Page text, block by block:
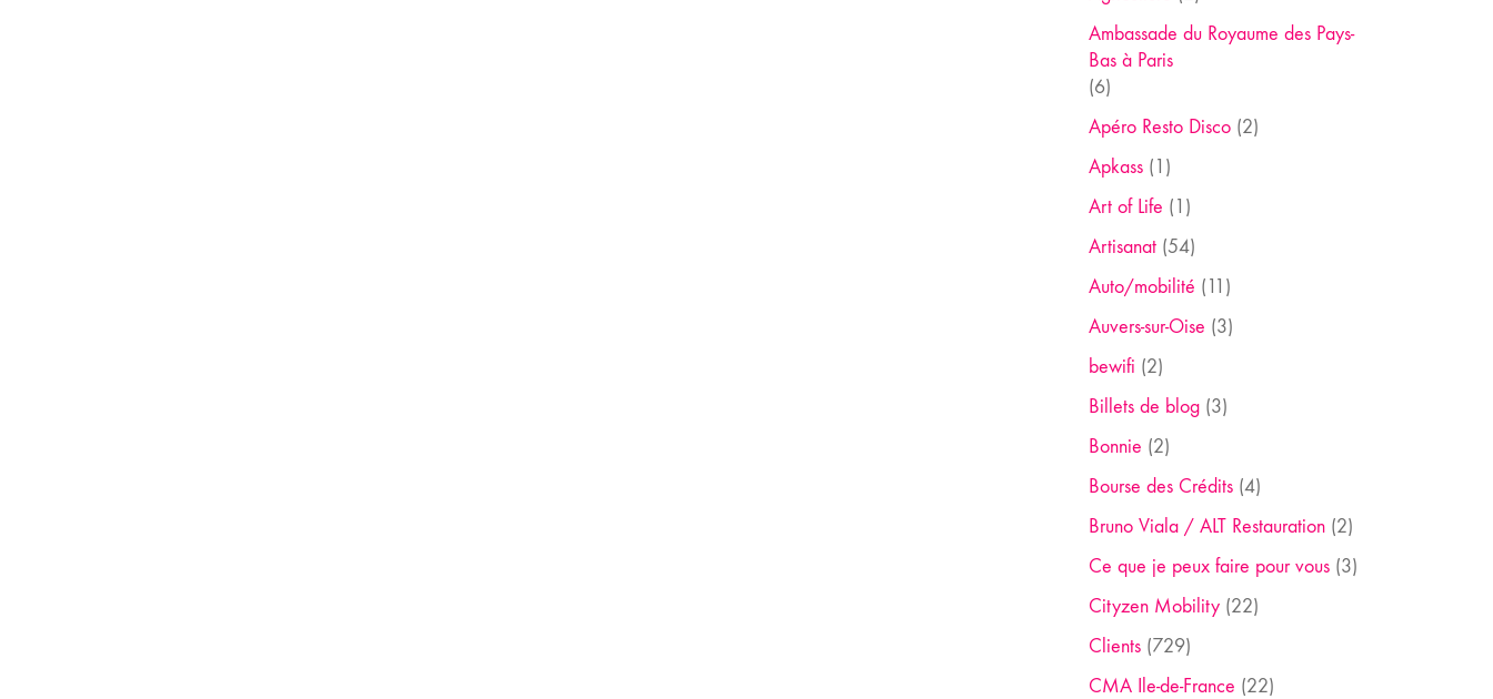
Ambassade du Royaume des Pays-
Bas à Paris
(6)
Apéro Resto Disco(2)
Apkass(1)
Art of Life (1)
Artisanat(54)
Auto/mobilité (11)
Auvers-sur-Oise (3)
bewifi (2)
Billets de blog(3)
Bonnie (2)
Bourse des Crédits(4)
Bruno Viala / ALT Restauration(2)
Ce que je peux faire pour vous(3)
Cityzen Mobility(22)
Clients(729)
CMA Ile-de-France (22)